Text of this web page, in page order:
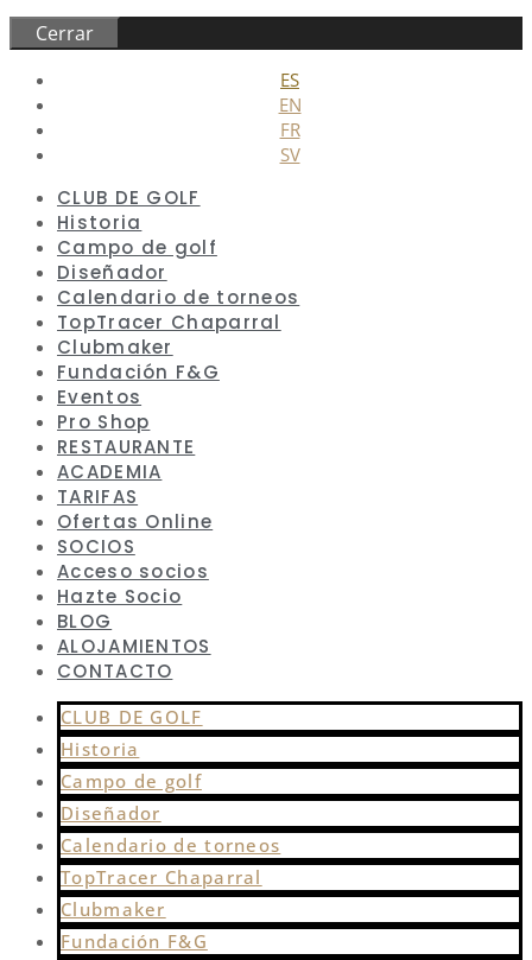
Cerrar
ES
EN
FR
SV
CLUB DE GOLF
Historia
Campo de golf
Diseñador
Calendario de torneos
TopTracer Chaparral
Clubmaker
Fundación F&G
Eventos
Pro Shop
RESTAURANTE
ACADEMIA
TARIFAS
Ofertas Online
SOCIOS
Acceso socios
Hazte Socio
BLOG
ALOJAMIENTOS
CONTACTO
CLUB DE GOLF
Historia
Campo de golf
Diseñador
Calendario de torneos
TopTracer Chaparral
Clubmaker
Fundación F&G